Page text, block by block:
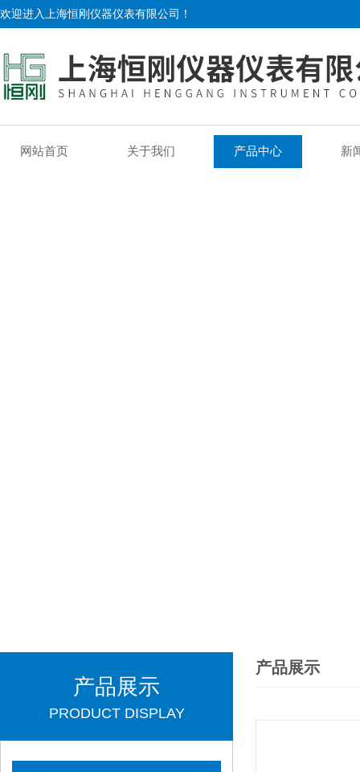
欢迎进入上海恒刚仪器仪表有限公司！
网站首页 关于我们 产品中心 新
产品展示
PRODUCT DISPLAY
产品展示